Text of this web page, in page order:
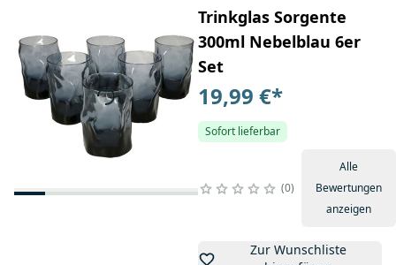
Trinkglas Sorgente
300ml Nebelblau 6er
Set
19,99 €*
Sofort lieferbar
0
Alle
Bewertungen
anzeigen
Zur Wunschliste